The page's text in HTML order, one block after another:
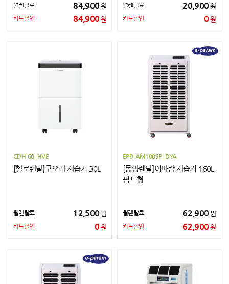
월렌탈료 84,900원
카드할인 84,900원
월렌탈료 20,900원
카드할인 0원
CDH-60_HVE
[헬로렌탈]쿠오레 제습기 30L
월렌탈료 12,500원
카드할인 0원
EPD-AM100SP_DYA
[동양렌탈]이파람 제습기 160L
펌프형
월렌탈료 62,900원
카드할인 62,900원